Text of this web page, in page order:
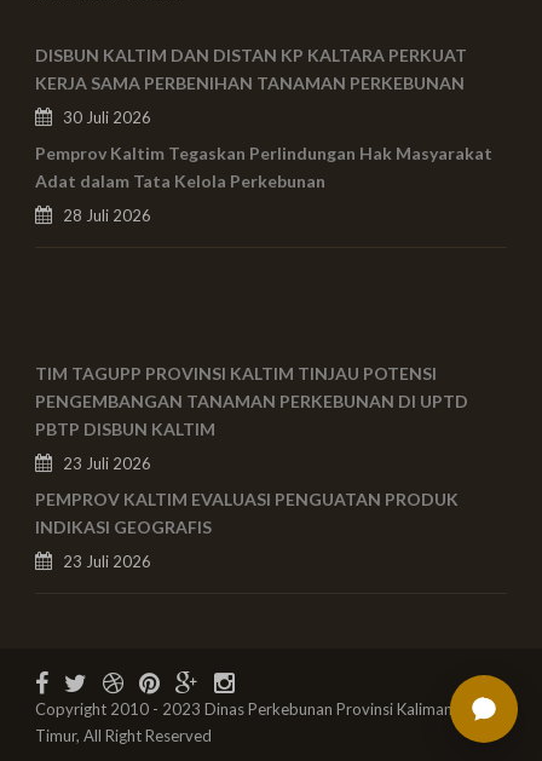
DISBUN KALTIM DAN DISTAN KP KALTARA PERKUAT
KERJA SAMA PERBENIHAN TANAMAN PERKEBUNAN
30 Juli 2026
Pemprov Kaltim Tegaskan Perlindungan Hak Masyarakat
Adat dalam Tata Kelola Perkebunan
28 Juli 2026
TIM TAGUPP PROVINSI KALTIM TINJAU POTENSI
PENGEMBANGAN TANAMAN PERKEBUNAN DI UPTD
PBTP DISBUN KALTIM
23 Juli 2026
PEMPROV KALTIM EVALUASI PENGUATAN PRODUK
INDIKASI GEOGRAFIS
23 Juli 2026
Copyright 2010 - 2023 Dinas Perkebunan Provinsi Kalimantan
Timur, All Right Reserved